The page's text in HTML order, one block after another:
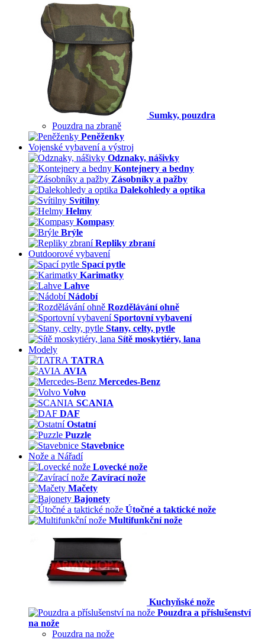
Sumky, pouzdra
Pouzdra na zbraně
Peněženky
Vojenské vybavení a výstroj
Odznaky, nášivky
Kontejnery a bedny
Zásobníky a pažby
Dalekohledy a optika
Svítilny
Helmy
Kompasy
Brýle
Repliky zbraní
Outdoorové vybavení
Spací pytle
Karimatky
Lahve
Nádobí
Rozdělávání ohně
Sportovní vybavení
Stany, celty, pytle
Sítě moskytiéry, lana
Modely
TATRA
AVIA
Mercedes-Benz
Volvo
SCANIA
DAF
Ostatní
Puzzle
Stavebnice
Nože a Nářadí
Lovecké nože
Zavírací nože
Mačety
Bajonety
Útočné a taktické nože
Multifunkční nože
Kuchyňské nože
Pouzdra a příslušenství
na nože
Pouzdra na nože